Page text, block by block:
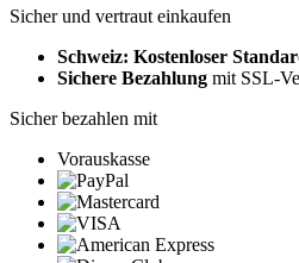
Sicher und vertraut einkaufen
Schweiz: Kostenloser
Sichere Bezahlung mit SSL-
Sicher bezahlen mit
Vorauskasse